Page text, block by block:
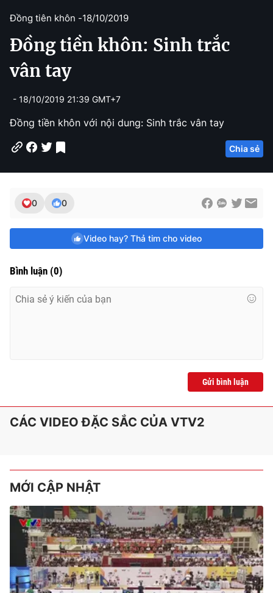
Đồng tiên khôn -18/10/2019
Đồng tiền khôn: Sinh trắc
vân tay
- 18/10/2019 21:39 GMT+7
Đồng tiền khôn với nội dung: Sinh trắc vân tay
Chia sẻ
0 0
Video hay? Thả tim cho video
Bình luận (0)
Gửi bình luận
CÁC VIDEO ĐẶC SẮC CỦA VTV2
MỚI CẬP NHẬT